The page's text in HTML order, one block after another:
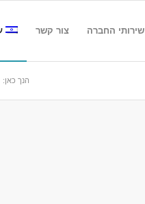
שירותי החברה צור קשר
הנך כאן: